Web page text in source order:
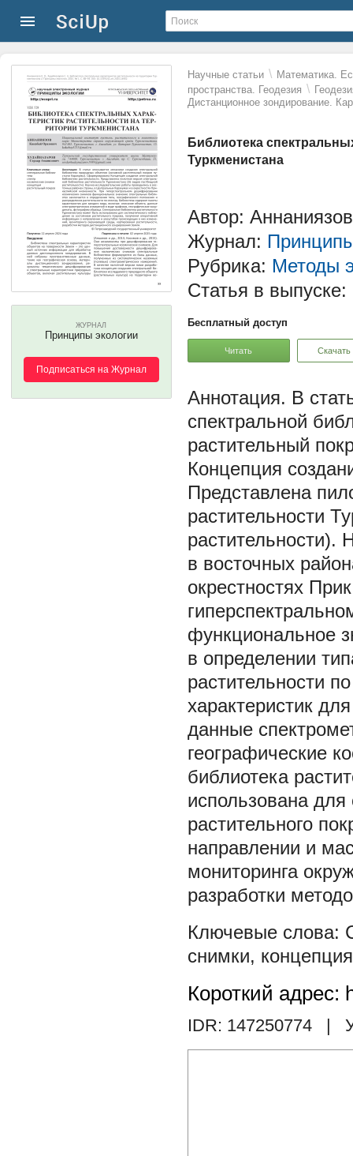
Научные статьи \ Математика.
пространства. Геодезия \
Дистанционное зондирование.
Библиотека
Туркменистана
ЖУРНАЛ
Принципы экологии
Подписаться на Журнал
Автор:
Журнал:
Рубрика: Методы
Статья в выпуске:
Бесплатный доступ
Читать Скачать
В
спектральной
растительный
Концепция
Представлена
растительности
растительности).
в восточных
окрестностях
функциональное
в определении
растительности
характеристик
данные
географические
библиотека
использована
растительного
направлении и
мониторинга
разработки
снимки, концепция
Короткий адрес:
IDR: 147250774 |